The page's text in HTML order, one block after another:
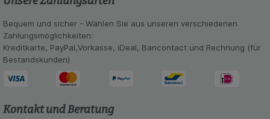
Bequem und sicher - Wählen Sie aus unseren verschiedenen
Zahlungsmöglichkeiten:
Kreditkarte, PayPal,Vorkasse, iDeal, Bancontact und Rechnung (für
Bestandskunden)
Kontakt und Beratung